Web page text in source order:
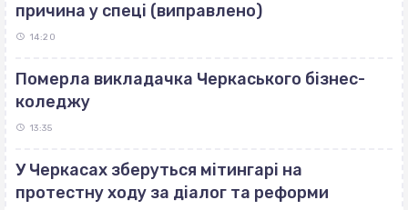
причина у спеці (виправлено)
14:20
Померла викладачка Черкаського бізнес-
коледжу
13:35
У Черкасах зберуться мітингарі на
протестну ходу за діалог та реформи